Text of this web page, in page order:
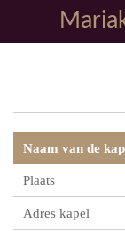
direct
Naam van de
Plaats
Adres kapel